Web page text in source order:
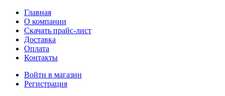
Главная
О компании
Скачать прайс-лист
Доставка
Оплата
Контакты
Войти в магазин
Регистрация